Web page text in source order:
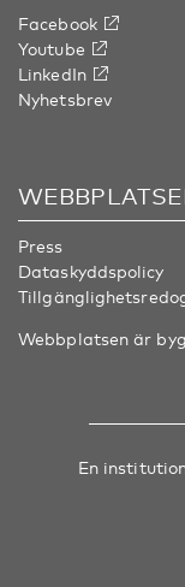
Facebook
Youtube
LinkedIn
Nyhetsbrev
Press
Dataskyddspolicy
Webbplatsen är
En